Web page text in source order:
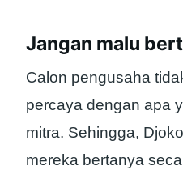
Jangan malu
Calon pengusaha
percaya dengan apa
mitra. Sehingga,
mereka bertanya